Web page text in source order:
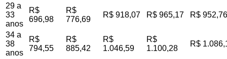
29 a
33
anos
R$
696,98
R$
776,69
R$ 918,07 R$ 965,17 R$ 952,76
34 a
38
anos
R$
794,55
R$
885,42
R$
1.046,59
R$
1.100,28
R$